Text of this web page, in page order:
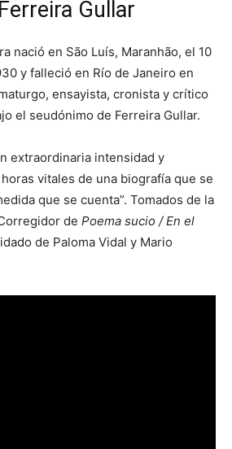
Gullar
nació en São Luís, Maranhão, el 10
y falleció en Río de Janeiro en
ensayista, cronista y crítico
el seudónimo de Ferreira Gullar.
extraordinaria intensidad y
vitales de una biografía que se
que se cuenta”. Tomados de la
de Poema sucio / En el
de Paloma Vidal y Mario